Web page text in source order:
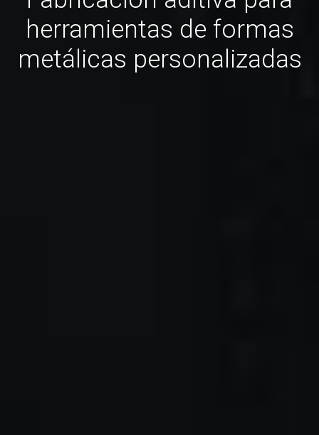
herramientas de formas
metálicas personalizadas